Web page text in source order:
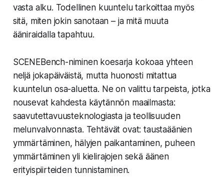
vasta alku. Todellinen kuuntelu tarkoittaa myös
sitä, miten jokin sanotaan – ja mitä muuta
ääniraidalla tapahtuu.
SCENEBench-niminen koesarja kokoaa yhteen
neljä jokapäiväistä, mutta huonosti mitattua
kuuntelun osa-aluetta. Ne on valittu tarpeista, jotka
nousevat kahdesta käytännön maailmasta:
saavutettavuusteknologiasta ja teollisuuden
melunvalvonnasta. Tehtävät ovat: taustaäänien
ymmärtäminen, hälyjen paikantaminen, puheen
ymmärtäminen yli kielirajojen sekä äänen
erityispiirteiden tunnistaminen.